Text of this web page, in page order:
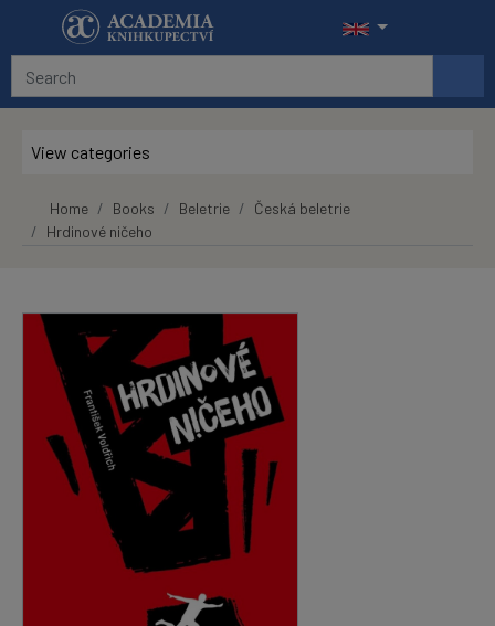
Skip to main content
View categories
Home Books Beletrie
Česká beletrie
Hrdinové ničeho